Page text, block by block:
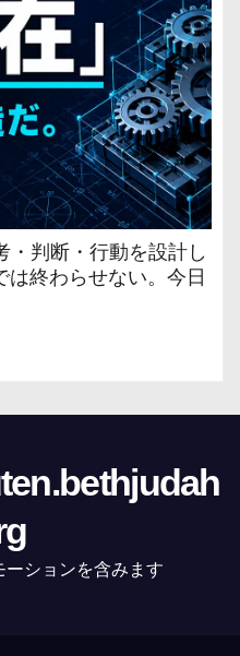
判断・行動を設計し
は終わらせない。今日
ションを含みます